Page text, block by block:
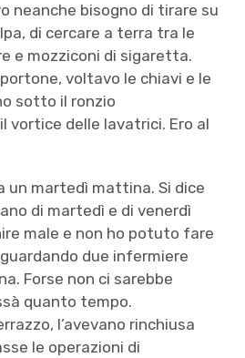
neanche bisogno di tirare su
di cercare a terra tra le
e mozziconi di sigaretta.
voltavo le chiavi e le
sotto il ronzio
vortice delle lavatrici. Ero al
un martedì mattina. Si dice
di martedì e di venerdì
male e non ho potuto fare
due infermiere
Forse non ci sarebbe
quanto tempo.
l’avevano rinchiusa
le operazioni di